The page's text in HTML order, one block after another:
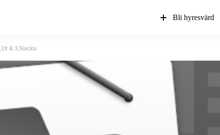
Bli hyresvärd
& 3,Nacka